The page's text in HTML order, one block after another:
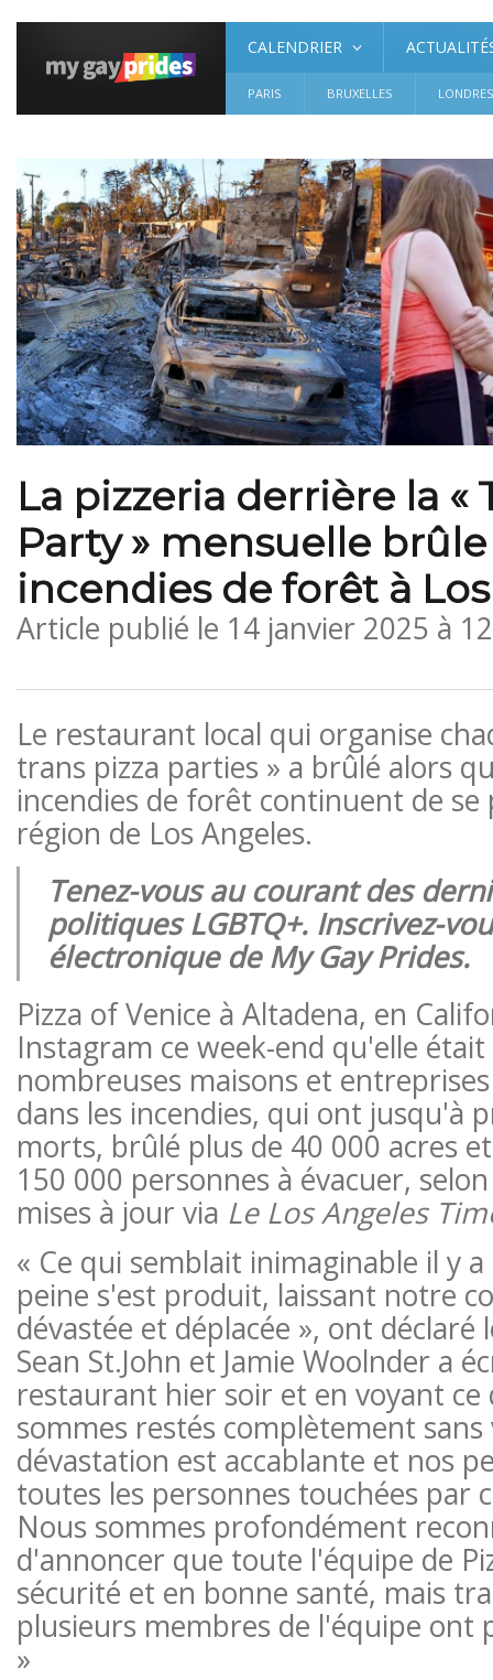
CALENDRIER
PARIS BRUXELLES LONDRES
La pizzeria derrière la «
Party » mensuelle
incendies de forêt à
Article publié le 14 janvier 2025 à
Le restaurant local qui organise
trans pizza parties » a brûlé alors
incendies de forêt continuent de se
région de Los Angeles.
Tenez-vous au courant des
politiques LGBTQ+. Inscrivez-
électronique de My Gay Prides.
Pizza of Venice à Altadena, en
Instagram ce week-end qu'elle était
nombreuses maisons et
dans les incendies, qui ont jusqu'à
morts, brûlé plus de 40 000 acres
150 000 personnes à évacuer,
mises à jour via Le Los Angeles
« Ce qui semblait inimaginable il y
peine s'est produit, laissant notre
dévastée et déplacée », ont
Sean St.John et Jamie Woolnder a
restaurant hier soir et en voyant
sommes restés complètement sans
dévastation est accablante et nos
toutes les personnes touchées par
Nous sommes profondément
d'annoncer que toute l'équipe de
sécurité et en bonne santé, mais
plusieurs membres de l'équipe ont
»